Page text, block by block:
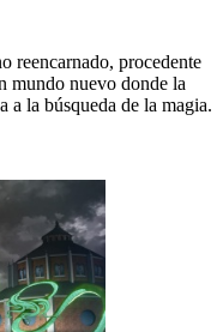
reencarnado, procedente
mundo nuevo donde la
a la búsqueda de la magia.